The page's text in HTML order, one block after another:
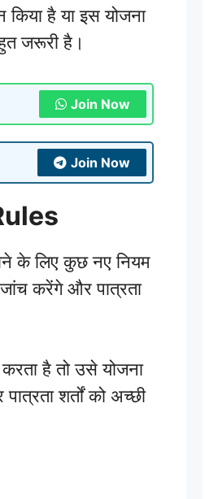
है या इस योजना
जरूरी है।
Join Now
Join Now
के लिए कुछ नए नियम
करेंगे और पात्रता
करता है तो उसे योजना
शर्तों को अच्छी